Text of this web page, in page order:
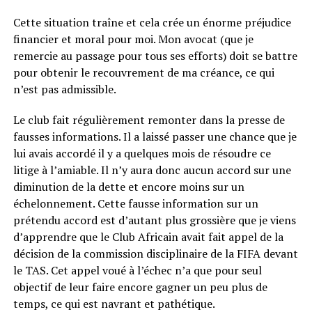
Cette situation traîne et cela crée un énorme préjudice
financier et moral pour moi. Mon avocat (que je
remercie au passage pour tous ses efforts) doit se battre
pour obtenir le recouvrement de ma créance, ce qui
n’est pas admissible.
Le club fait régulièrement remonter dans la presse de
fausses informations. Il a laissé passer une chance que je
lui avais accordé il y a quelques mois de résoudre ce
litige à l’amiable. Il n’y aura donc aucun accord sur une
diminution de la dette et encore moins sur un
échelonnement. Cette fausse information sur un
prétendu accord est d’autant plus grossière que je viens
d’apprendre que le Club Africain avait fait appel de la
décision de la commission disciplinaire de la FIFA devant
le TAS. Cet appel voué à l’échec n’a que pour seul
objectif de leur faire encore gagner un peu plus de
temps, ce qui est navrant et pathétique.